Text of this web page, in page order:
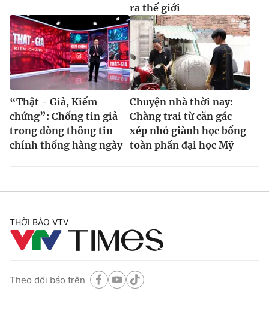
® Cấm sao chép dưới mọi hình thức nếu không có sự chấp
thuận bằng văn bản. Ghi rõ nguồn VTV.vn khi phát hành lại
thông tin từ website này.
ra thế giới
“Thật - Giả, Kiểm
chứng”: Chống tin giả
trong dòng thông tin
chính thống hàng ngày
Chuyện nhà thời nay:
Chàng trai từ căn gác
xép nhỏ giành học bổng
toàn phần đại học Mỹ
THỜI BÁO VTV
Theo dõi báo trên